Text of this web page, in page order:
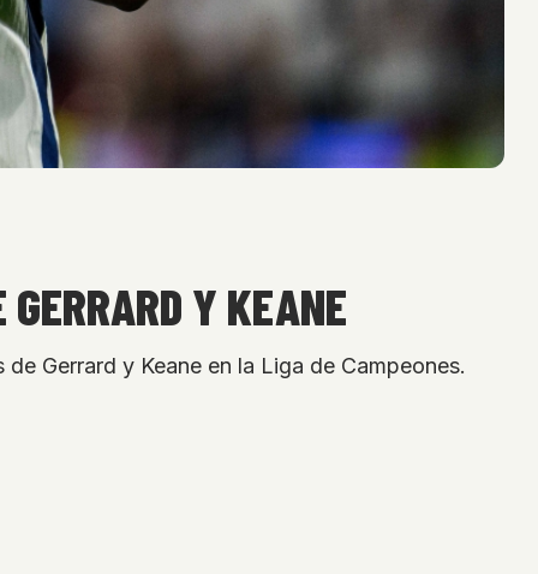
Y KEANE
Gerrard y Keane en la Liga de Campeones.